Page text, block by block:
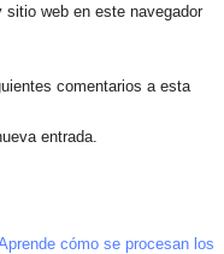
sitio web en este navegador
comentarios a esta
entrada.
cómo se procesan los